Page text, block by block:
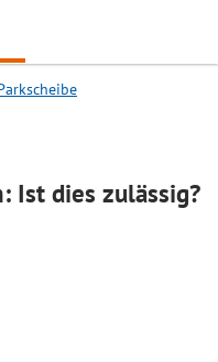
Search
Ist dies zulässig?